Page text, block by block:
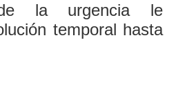
de la urgencia le
temporal hasta